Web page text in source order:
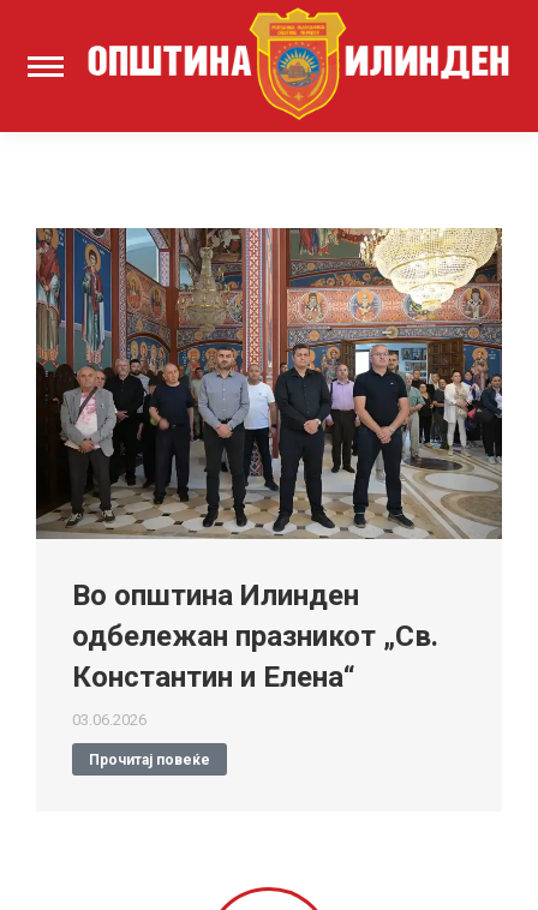
Во општина Илинден
одбележан празникот „Св.
Константин и Елена“
03.06.2026
Прочитај повеќе